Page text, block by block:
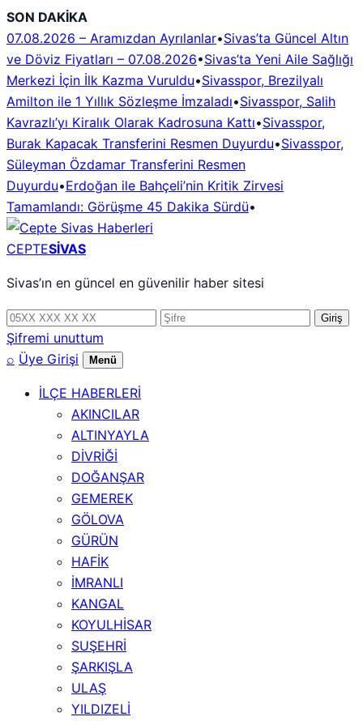
İçeriğe
geç
SON DAKİKA
07.08.2026 – Aramızdan Ayrılanlar•Sivas’ta Güncel Altın
ve Döviz Fiyatları – 07.08.2026•Sivas’ta Yeni Aile Sağlığı
Merkezi İçin İlk Kazma Vuruldu•Sivasspor, Brezilyalı
Amilton ile 1 Yıllık Sözleşme İmzaladı•Sivasspor, Salih
Kavrazlı’yı Kiralık Olarak Kadrosuna Kattı•Sivasspor,
Burak Kapacak Transferini Resmen Duyurdu•Sivasspor,
Süleyman Özdamar Transferini Resmen
Duyurdu•Erdoğan ile Bahçeli’nin Kritik Zirvesi
Tamamlandı: Görüşme 45 Dakika Sürdü•
CEPTESİVAS
Sivas’ın en güncel en güvenilir haber sitesi
Telefon
numarası
Şifre Giriş
Şifremi unuttum
⌕ Üye Girişi Menü
İLÇE HABERLERİ
AKINCILAR
ALTINYAYLA
DİVRİĞİ
DOĞANŞAR
GEMEREK
GÖLOVA
GÜRÜN
HAFİK
İMRANLI
KANGAL
KOYULHİSAR
SUŞEHRİ
ŞARKIŞLA
ULAŞ
YILDIZELİ